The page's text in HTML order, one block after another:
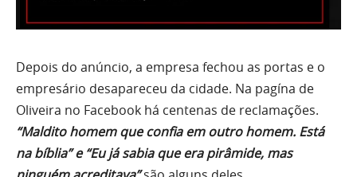
Depois do anúncio, a empresa fechou as portas e o
empresário desapareceu da cidade. Na pagína de
Oliveira no Facebook há centenas de reclamações.
“Maldito homem que confia em outro homem. Está
na bíblia” e “Eu já sabia que era pirâmide, mas